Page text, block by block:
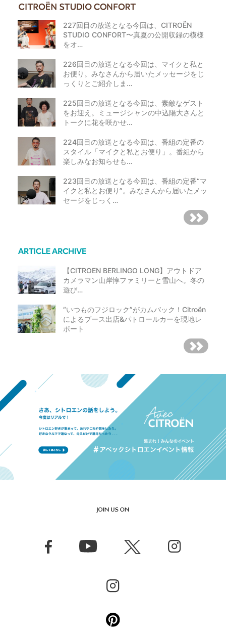
227回目の放送となる今回は、CITROËN
STUDIO CONFORT〜真夏の公開収録の模様
をオ…
226回目の放送となる今回は、マイクと私と
お便り。みなさんから届いたメッセージをじ
っくりとご紹介しま…
225回目の放送となる今回は、素敵なゲスト
をお迎え。ミュージシャンの中込陽大さんと
トークに花を咲かせ…
224回目の放送となる今回は、番組の定番の
スタイル「マイクと私とお便り」。番組から
楽しみなお知らせも…
223回目の放送となる今回は、番組の定番“マ
イクと私とお便り”。みなさんから届いたメッ
セージをじっく…
【CITROEN BERLINGO LONG】アウトドア
カメラマン山岸惇ファミリーと雪山へ。冬の
遊び…
“いつものフジロック”がカムバック！Citroën
によるブース出店&パトロールカーを現地レ
ポート